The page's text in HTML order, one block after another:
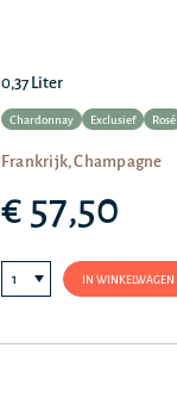
0,37 Liter
Chardonnay Exclusief Rosé
Frankrijk, Champagne
€ 57,50
IN WINKELWAGEN